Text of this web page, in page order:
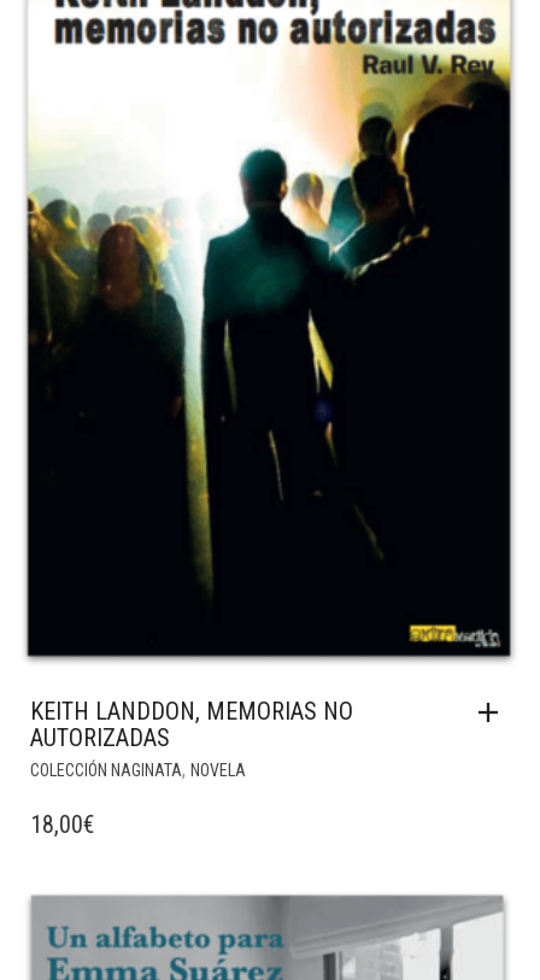
KEITH LANDDON, MEMORIAS NO
AUTORIZADAS
COLECCIÓN NAGINATA, NOVELA
18,00€